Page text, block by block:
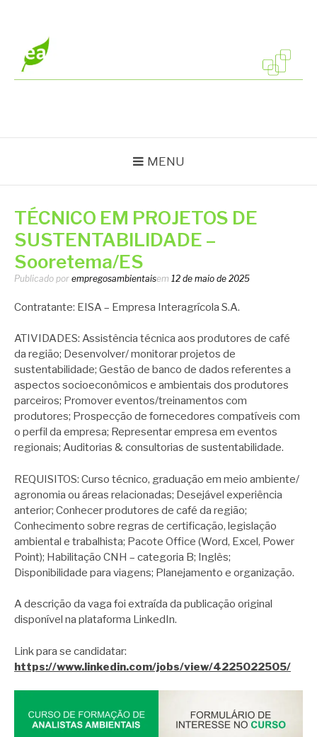
conteúdo
MENU
TÉCNICO EM PROJETOS DE
SUSTENTABILIDADE –
Sooretema/ES
Publicado por empregosambientaisem 12 de maio de 2025
Contratante: EISA – Empresa Interagrícola S.A.
ATIVIDADES: Assistência técnica aos produtores de café
da região; Desenvolver/ monitorar projetos de
sustentabilidade; Gestão de banco de dados referentes a
aspectos socioeconômicos e ambientais dos produtores
parceiros; Promover eventos/treinamentos com
produtores; Prospecção de fornecedores compatíveis com
o perfil da empresa; Representar empresa em eventos
regionais; Auditorias & consultorias de sustentabilidade.
REQUISITOS: Curso técnico, graduação em meio ambiente/
agronomia ou áreas relacionadas; Desejável experiência
anterior; Conhecer produtores de café da região;
Conhecimento sobre regras de certificação, legislação
ambiental e trabalhista; Pacote Office (Word, Excel, Power
Point); Habilitação CNH – categoria B; Inglês;
Disponibilidade para viagens; Planejamento e organização.
A descrição da vaga foi extraída da publicação original
disponível na plataforma LinkedIn.
Link para se candidatar:
https://www.linkedin.com/jobs/view/4225022505/